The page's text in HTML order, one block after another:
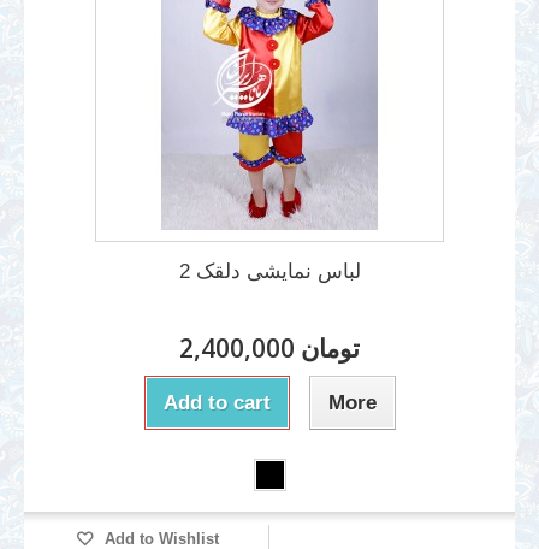
لباس نمایشی دلقک 2
2,400,000 تومان
Add to cart More
Add to Wishlist